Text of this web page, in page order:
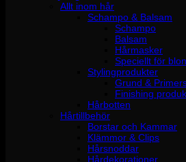
Allt inom hår
Schampo & Balsam
Schampo
Balsam
Hårmasker
Speciellt för
Stylingprodukter
Grund &
Finishing
Hårbotten
Hårtillbehör
Borstar och Kammar
Klämmor & Clips
Hårsnoddar
Hårdekorationer